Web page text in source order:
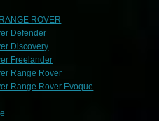
ROVER
Defender
Discovery
Freelander
Range Rover
Range Rover Evoque